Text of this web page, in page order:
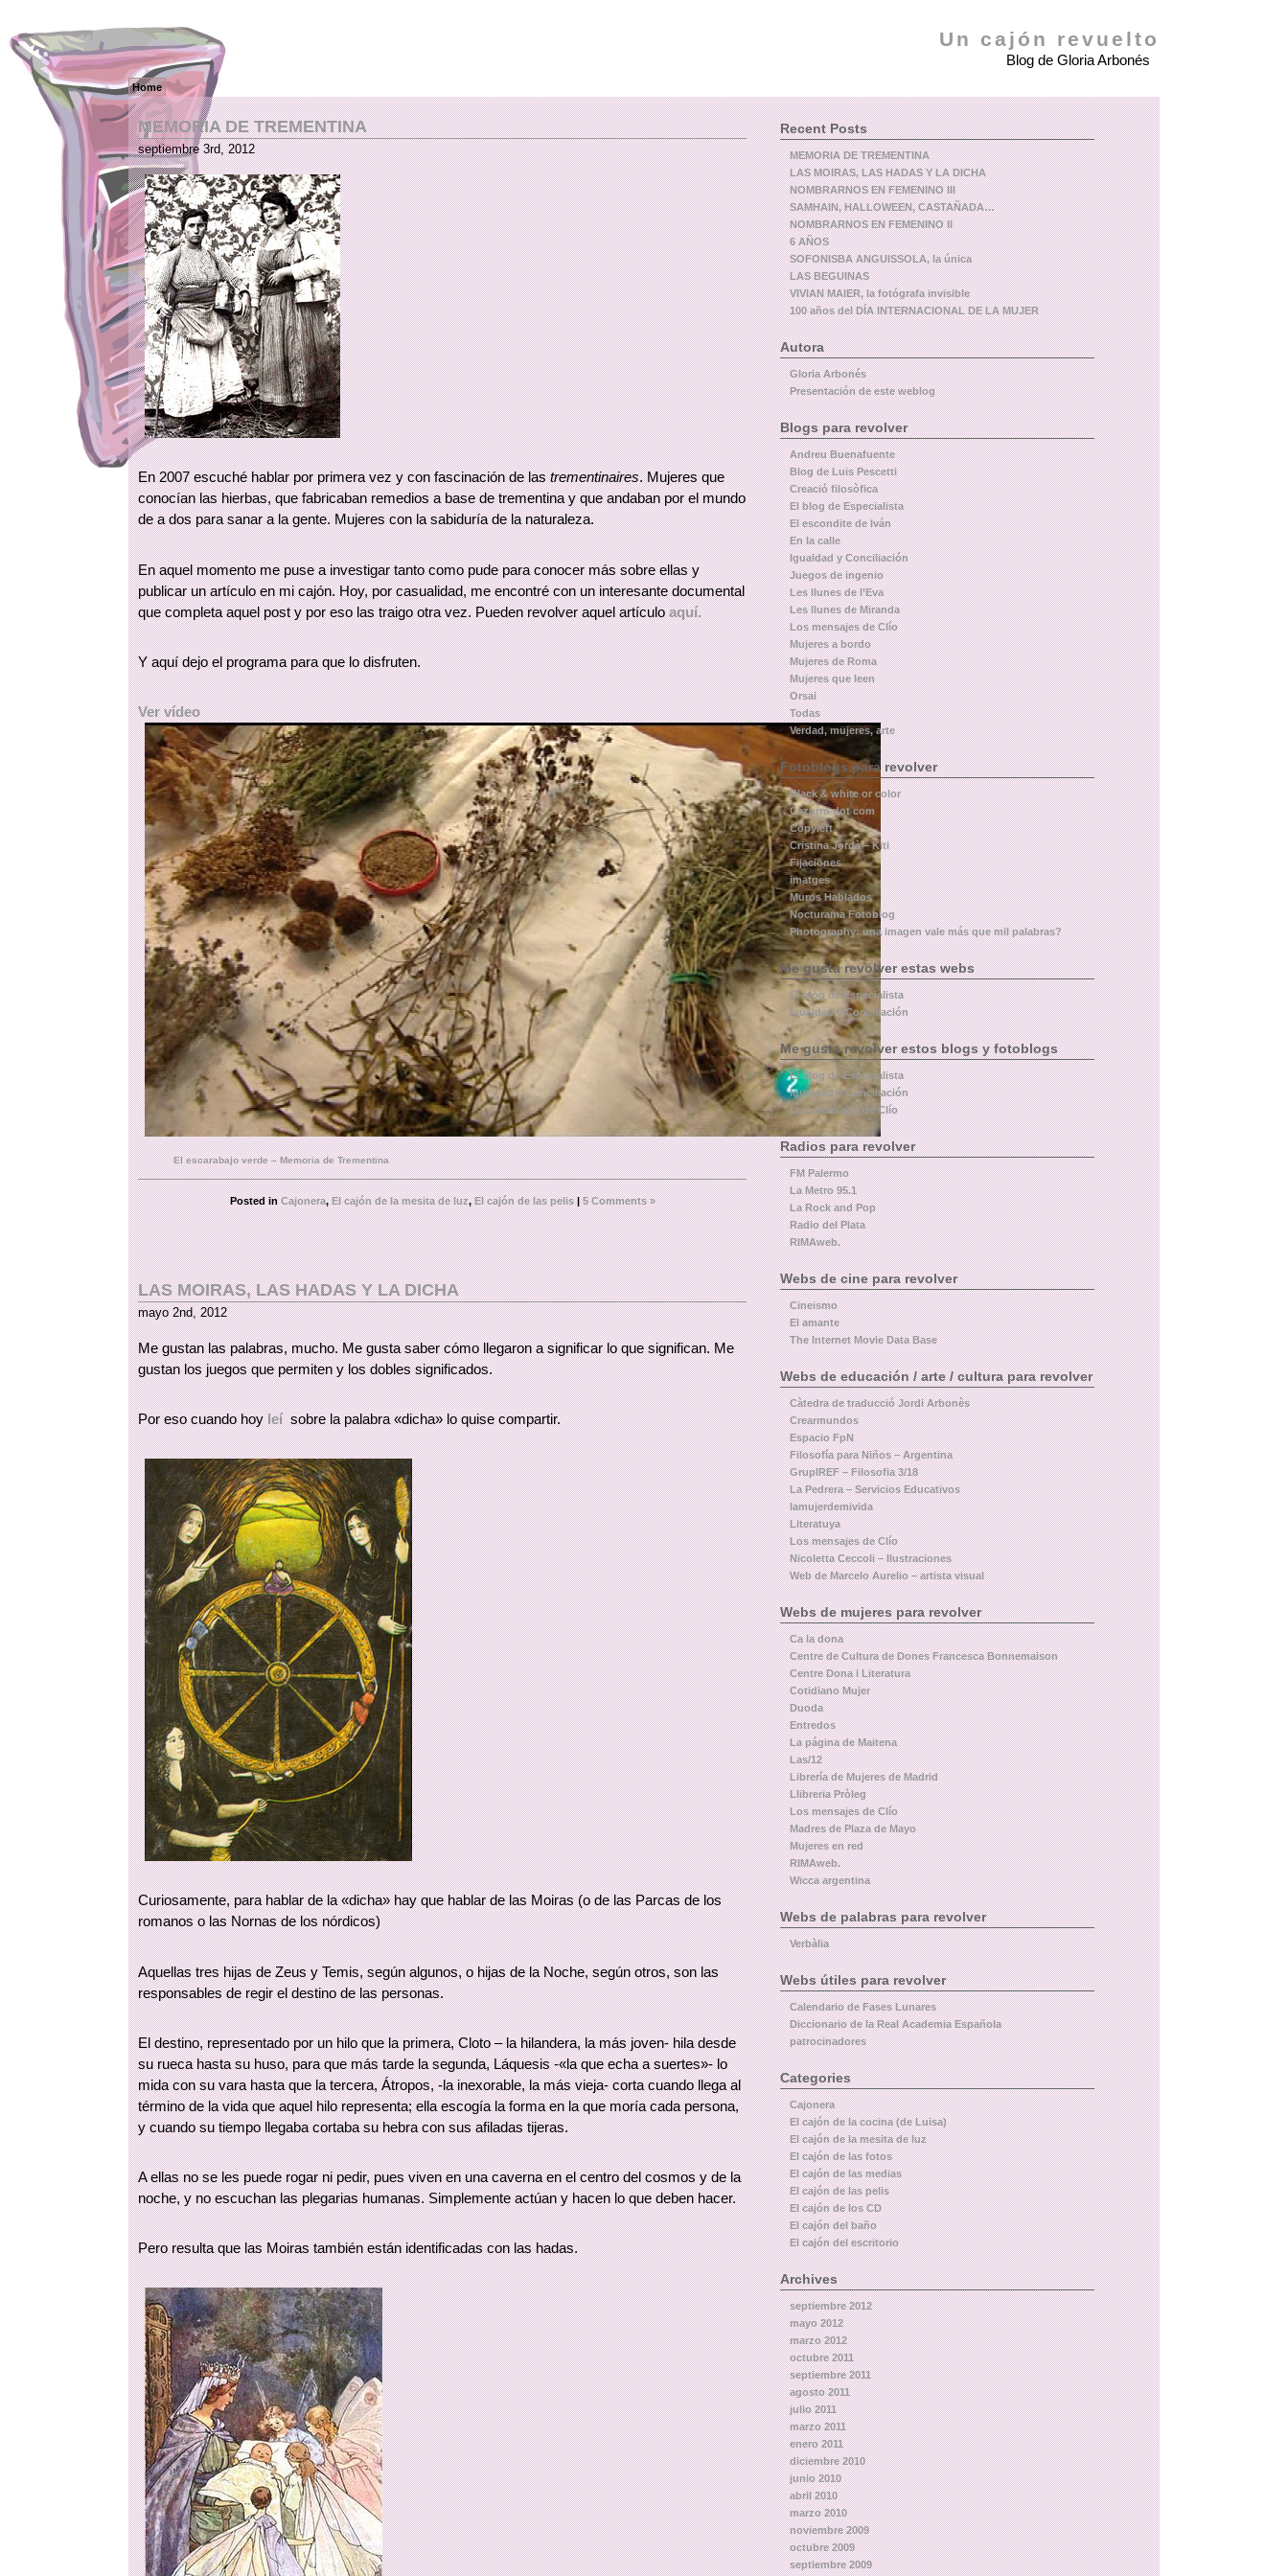
Un cajón revuelto
Blog de Gloria Arbonés
Home
MEMORIA DE TREMENTINA
septiembre 3rd, 2012
En 2007 escuché hablar por primera vez y con fascinación de lastrementinaires. Mujeres que
conocían las hierbas, que fabricaban remedios a base de trementina y que andaban por el mundo
de a dos para sanar a la gente. Mujeres con la sabiduría de la naturaleza.
En aquel momento me puse a investigar tanto como pude para conocer más sobre ellas y
publicar un artículo en mi cajón. Hoy, por casualidad, me encontré con un interesante documental
que completa aquel post y por eso las traigo otra vez. Pueden revolver aquel artículoaquí.
Y aquí dejo el programa para que lo disfruten.
Ver vídeo
El escarabajo verde – Memoria de Trementina
Posted inCajonera,El cajón de la mesita de luz,El cajón de las pelis | 5 Comments »
LAS MOIRAS, LAS HADAS Y LA DICHA
mayo 2nd, 2012
Me gustan las palabras, mucho. Me gusta saber cómo llegaron a significar lo que significan. Me
gustan los juegos que permiten y los dobles significados.
Por eso cuando hoyleísobre la palabra «dicha» lo quise compartir.
Curiosamente, para hablar de la «dicha» hay que hablar de las Moiras (o de las Parcas de los
romanos o las Nornas de los nórdicos)
Aquellas tres hijas de Zeus y Temis, según algunos, o hijas de la Noche, según otros, son las
responsables de regir el destino de las personas.
El destino, representado por un hilo que la primera, Cloto – la hilandera, la más joven- hila desde
su rueca hasta su huso, para que más tarde la segunda, Láquesis -«la que echa a suertes»- lo
mida con su vara hasta que la tercera, Átropos, -la inexorable, la más vieja- corta cuando llega al
término de la vida que aquel hilo representa; ella escogía la forma en la que moría cada persona,
y cuando su tiempo llegaba cortaba su hebra con sus afiladas tijeras.
A ellas no se les puede rogar ni pedir, pues viven en una caverna en el centro del cosmos y de la
noche, y no escuchan las plegarias humanas. Simplemente actúan y hacen lo que deben hacer.
Pero resulta que las Moiras también están identificadas con las hadas.
Recent Posts
MEMORIA DE TREMENTINA
LAS MOIRAS, LAS HADAS Y LA DICHA
NOMBRARNOS EN FEMENINO III
SAMHAIN, HALLOWEEN, CASTAÑADA…
NOMBRARNOS EN FEMENINO II
6 AÑOS
SOFONISBA ANGUISSOLA, la única
LAS BEGUINAS
VIVIAN MAIER, la fotógrafa invisible
100 años del DÍA INTERNACIONAL DE LA MUJER
Autora
Gloria Arbonés
Presentación de este weblog
Blogs para revolver
Andreu Buenafuente
Blog de Luis Pescetti
Creació filosòfica
El blog de Especialista
El escondite de Iván
En la calle
Igualdad y Conciliación
Juegos de ingenio
Les llunes de l’Eva
Les llunes de Miranda
Los mensajes de Clío
Mujeres a bordo
Mujeres de Roma
Mujeres que leen
Orsai
Todas
Verdad, mujeres, arte
Fotoblogs para revolver
Black & white or color
Cazurro dot com
Copyleft
Cristina Jordà – Kiti
Fijaciones
imatges
Muros Hablados
Nocturama Fotoblog
Photography: una imagen vale más que mil palabras?
Me gusta revolver estas webs
El blog de Especialista
Igualdad y Conciliación
Me gusta revolver estos blogs y fotoblogs
El blog de Especialista
Igualdad y Conciliación
Los mensajes de Clío
Radios para revolver
FM Palermo
La Metro 95.1
La Rock and Pop
Radio del Plata
RIMAweb.
Webs de cine para revolver
Cineismo
El amante
The Internet Movie Data Base
Webs de educación / arte / cultura para revolver
Càtedra de traducció Jordi Arbonès
Crearmundos
Espacio FpN
Filosofía para Niños – Argentina
GrupIREF – Filosofia 3/18
La Pedrera – Servicios Educativos
lamujerdemivida
Literatuya
Los mensajes de Clío
Nicoletta Ceccoli – Ilustraciones
Web de Marcelo Aurelio – artista visual
Webs de mujeres para revolver
Ca la dona
Centre de Cultura de Dones Francesca Bonnemaison
Centre Dona i Literatura
Cotidiano Mujer
Duoda
Entredos
La página de Maitena
Las/12
Librería de Mujeres de Madrid
Llibreria Pròleg
Los mensajes de Clío
Madres de Plaza de Mayo
Mujeres en red
RIMAweb.
Wicca argentina
Webs de palabras para revolver
Verbàlia
Webs útiles para revolver
Calendario de Fases Lunares
Diccionario de la Real Academia Española
patrocinadores
Categories
Cajonera
El cajón de la cocina (de Luisa)
El cajón de la mesita de luz
El cajón de las fotos
El cajón de las medias
El cajón de las pelis
El cajón de los CD
El cajón del baño
El cajón del escritorio
Archives
septiembre 2012
mayo 2012
marzo 2012
octubre 2011
septiembre 2011
agosto 2011
julio 2011
marzo 2011
enero 2011
diciembre 2010
junio 2010
abril 2010
marzo 2010
noviembre 2009
octubre 2009
septiembre 2009